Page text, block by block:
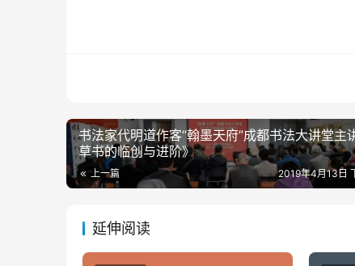
书法家代明道作客“翰墨天府”成都书法大讲堂主
草书的临创与进阶》
上一篇 2019年4月13日
延伸阅读